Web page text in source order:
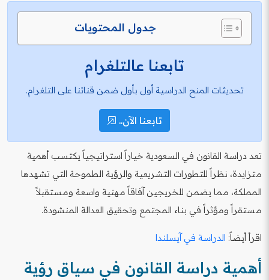
جدول المحتويات
تابعنا عالتلغرام
تحديثات المنح الدراسية أول بأول ضمن قناتنا على التلغرام.
تابعنا الآن..
تعد دراسة القانون في السعودية خياراً استراتيجياً يكتسب أهمية
متزايدة، نظراً للتطورات التشريعية والرؤية الطموحة التي تشهدها
المملكة، مما يضمن للخريجين آفاقاً مهنية واسعة ومستقبلاً
مستقراً ومؤثراً في بناء المجتمع وتحقيق العدالة المنشودة.
اقرأ أيضاً: الدراسة في آيسلندا
أهمية دراسة القانون في سياق رؤية